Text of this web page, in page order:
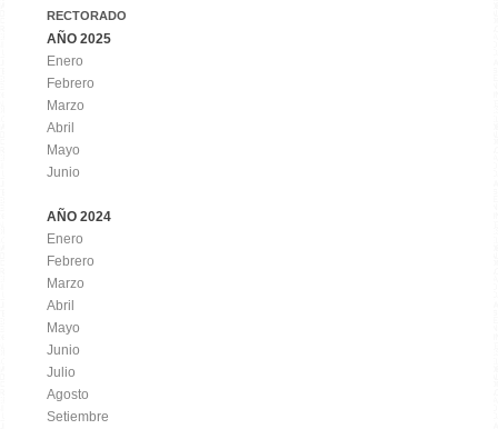
RECTORADO
AÑO 2025
Enero
Febrero
Marzo
Abril
Mayo
Junio
AÑO 2024
Enero
Febrero
Marzo
Abril
Mayo
Junio
Julio
Agosto
Setiembre